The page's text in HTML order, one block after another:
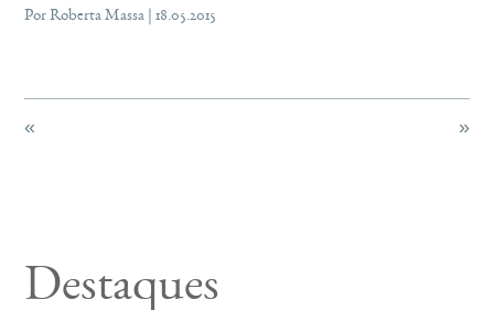
Por Roberta Massa | 18.05.2015
« »
Destaques